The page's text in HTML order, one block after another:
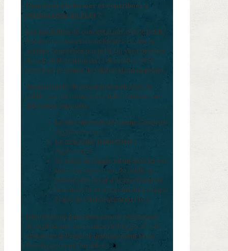
Comment s’informer et contribuer à
l’élaboration du PLUi ?
Les modalités de concertation avec le public
(habitants, associations locales et autres
acteurs concernés par le PLUi) sont prévues
dans la délibération du 13 décembre 2022,
pour tout le temps de l’élaboration du projet.
Jusqu’à l’arrêt du projet prévu en 2026, le
public pourra trouver des informations sur
différents supports :
Le site internet de Vienne Condrieu
Agglomération
Le magazine trimestriel «
Agglomag »
Au siège de l’Agglo où un dossier est
mis à la disposition du public qui
présentera l’état d’avancement de
la démarche et sera enrichi à chaque
étape de l’élaboration du PLUi.
Des réunions publiques seront organisées
dans plusieurs communes de l’Agglo afin de
présenter le Projet d’Aménagement et de
Développement Durables.